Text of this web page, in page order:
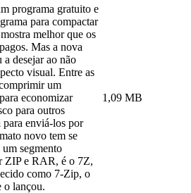
programa gratuito e
para compactar
melhor que os
Mas a nova
a desejar ao não
visual. Entre as
um
economizar
para outros
para enviá-los por
novo tem se
um segmento
ZIP e RAR, é o 7Z,
como 7-Zip, o
o lançou.
1,09 MB